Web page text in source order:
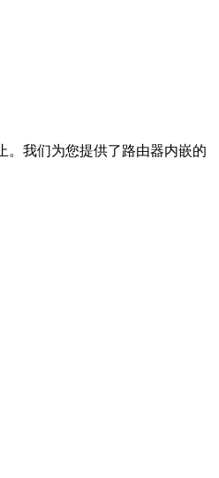
。我们为您提供了路由器内嵌的